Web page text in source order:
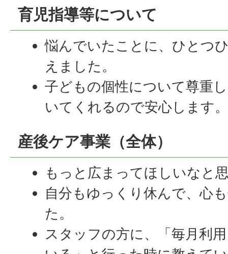
育児指導等について
悩んでいたことに、ひとつ
えました。
子どもの個性について尊重
いてくれるので安心します
産後ケア事業（全体）
もっと広まってほしいなと
自分もゆっくり休んで、心
た。
スタッフの方に、「毎月利